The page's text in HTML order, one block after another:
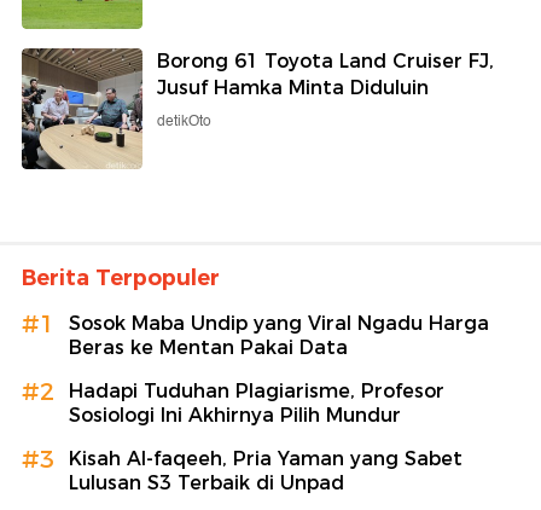
Borong 61 Toyota Land Cruiser FJ,
Jusuf Hamka Minta Diduluin
detikOto
Berita Terpopuler
#1
Sosok Maba Undip yang Viral Ngadu Harga
Beras ke Mentan Pakai Data
#2
Hadapi Tuduhan Plagiarisme, Profesor
Sosiologi Ini Akhirnya Pilih Mundur
#3
Kisah Al-faqeeh, Pria Yaman yang Sabet
Lulusan S3 Terbaik di Unpad